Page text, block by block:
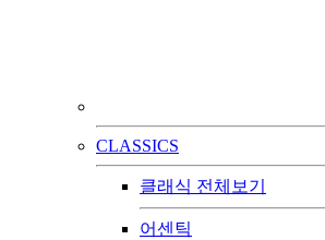
CLASSICS
클래식 전체보기
어센틱